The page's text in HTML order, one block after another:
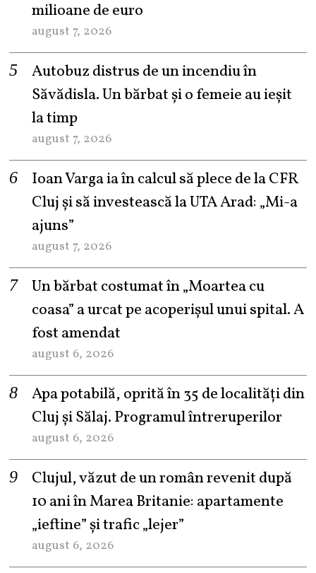
milioane de euro
august 7, 2026
Autobuz distrus de un incendiu în
Săvădisla. Un bărbat și o femeie au ieșit
la timp
august 7, 2026
Ioan Varga ia în calcul să plece de la CFR
Cluj și să investească la UTA Arad: „Mi-a
ajuns”
august 7, 2026
Un bărbat costumat în „Moartea cu
coasa” a urcat pe acoperișul unui spital. A
fost amendat
august 6, 2026
Apa potabilă, oprită în 35 de localități din
Cluj și Sălaj. Programul întreruperilor
august 6, 2026
Clujul, văzut de un român revenit după
10 ani în Marea Britanie: apartamente
„ieftine” și trafic „lejer”
august 6, 2026